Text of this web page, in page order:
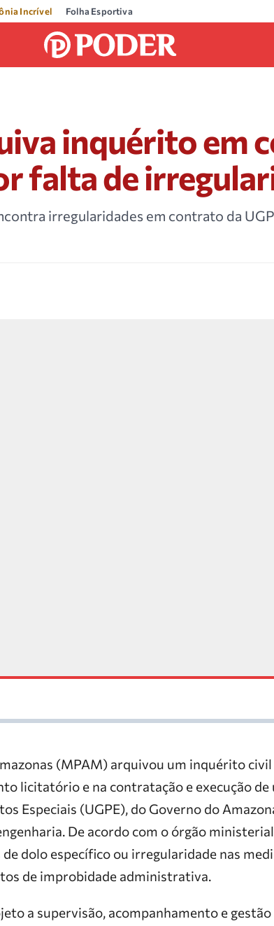
Incrível Folha Esportiva
inquérito em
falta de
irregularidades em contrato da
(MPAM) arquivou um inquérito
licitatório e na contratação e execução
Especiais (UGPE), do Governo do
De acordo com o órgão
dolo específico ou irregularidade nas
de improbidade administrativa.
a supervisão, acompanhamento e